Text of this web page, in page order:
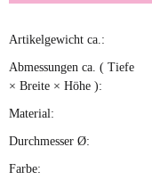
Produkteigenschaft
Wert
Artikelgewicht ca.:
Abmessungen ca. ( Tiefe
× Breite × Höhe ):
Material:
Durchmesser Ø:
Farbe: